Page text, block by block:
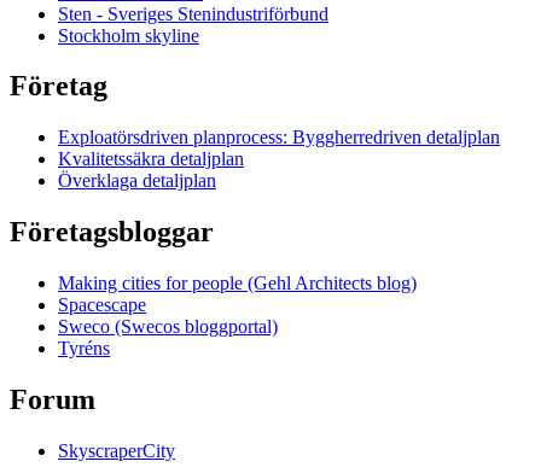
Sten - Sveriges Stenindustriförbund
Stockholm skyline
Företag
Exploatörsdriven planprocess: Byggherredriven detaljplan
Kvalitetssäkra detaljplan
Överklaga detaljplan
Företagsbloggar
Making cities for people (Gehl Architects blog)
Spacescape
Sweco (Swecos bloggportal)
Tyréns
Forum
SkyscraperCity